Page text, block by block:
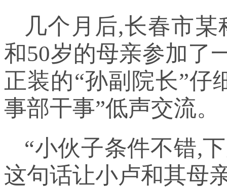
几个月后,长春市
和50岁的母亲参加了
正装的“孙副院长”仔
事部干事”低声交流。
“小伙子条件不错,
这句话让小卢和其母